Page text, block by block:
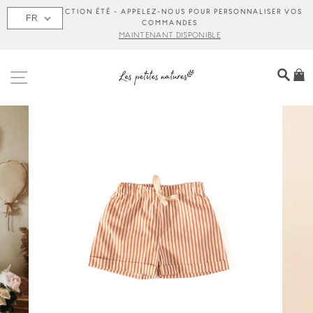
Passer
COLLECTION ÉTÉ - APPELEZ-NOUS POUR PERSONNALISER VOS
COMMANDES
MAINTENANT DISPONIBLE
FR